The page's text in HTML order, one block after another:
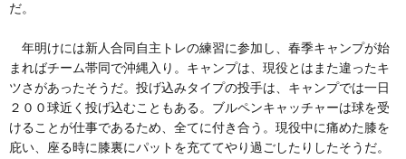
だ。
年明けには新人合同自主トレの練習に参加し、春季キャンプが始
まればチーム帯同で沖縄入り。キャンプは、現役とはまた違ったキ
ツさがあったそうだ。投げ込みタイプの投手は、キャンプでは一日
２００球近く投げ込むこともある。ブルペンキャッチャーは球を受
けることが仕事であるため、全てに付き合う。現役中に痛めた膝を
庇い、座る時に膝裏にパットを充ててやり過ごしたりしたそうだ。